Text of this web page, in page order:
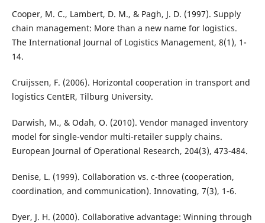
Cooper, M. C., Lambert, D. M., & Pagh, J. D. (1997). Supply
chain management: More than a new name for logistics.
The International Journal of Logistics Management, 8(1), 1-
14.
Cruijssen, F. (2006). Horizontal cooperation in transport and
logistics CentER, Tilburg University.
Darwish, M., & Odah, O. (2010). Vendor managed inventory
model for single-vendor multi-retailer supply chains.
European Journal of Operational Research, 204(3), 473-484.
Denise, L. (1999). Collaboration vs. c-three (cooperation,
coordination, and communication). Innovating, 7(3), 1-6.
Dyer, J. H. (2000). Collaborative advantage: Winning through